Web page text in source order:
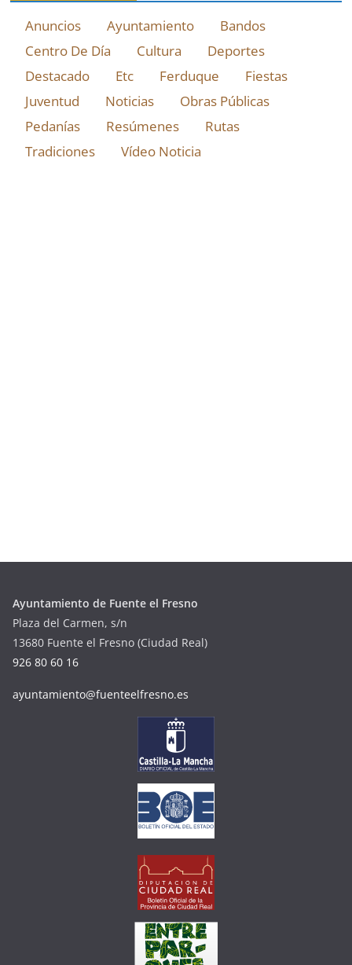
Anuncios Ayuntamiento
Bandos
Centro De Día
Cultura
Deportes
Destacado
Etc Ferduque
Fiestas
Juventud
Noticias
Obras Públicas
Pedanías
Resúmenes
Rutas
Tradiciones
Vídeo Noticia
Ayuntamiento de Fuente el Fresno
Plaza del Carmen, s/n
13680 Fuente el Fresno (Ciudad Real)
926 80 60 16
ayuntamiento@fuenteelfresno.es